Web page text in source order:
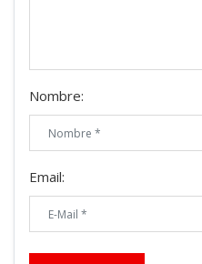
Nombre:
Email: